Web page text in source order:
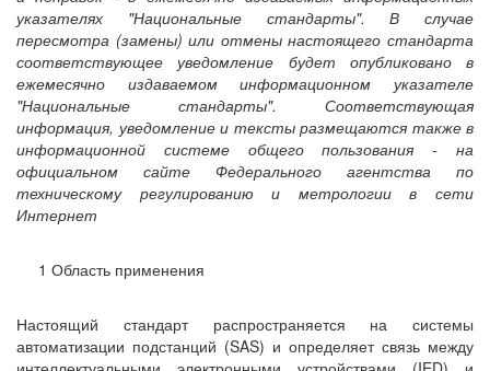
указателях "Национальные стандарты". В случае
пересмотра (замены) или отмены настоящего стандарта
соответствующее уведомление будет опубликовано в
ежемесячно издаваемом информационном указателе
"Национальные стандарты". Соответствующая
информация, уведомление и тексты размещаются также в
информационной системе общего пользования - на
официальном сайте Федерального агентства по
техническому регулированию и метрологии в сети
Интернет
1 Область применения
Настоящий стандарт распространяется на системы
автоматизации подстанций (SAS) и определяет связь между